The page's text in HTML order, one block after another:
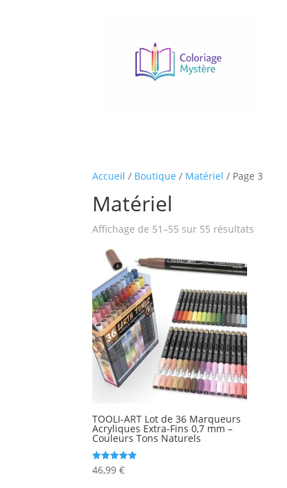
Accueil / Boutique / Matériel / Page 3
Matériel
Affichage de 51–55 sur 55 résultats
TOOLI-ART Lot de 36 Marqueurs
Acryliques Extra-Fins 0,7 mm –
Couleurs Tons Naturels
Note
5.00
46,99€